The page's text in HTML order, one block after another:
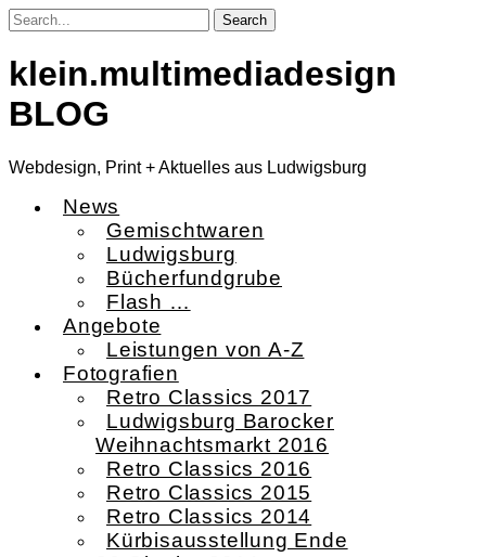
Skip
to
klein.multimediadesign
BLOG
Webdesign, Print + Aktuelles aus Ludwigsburg
News
Gemischtwaren
Ludwigsburg
Bücherfundgrube
Flash …
Angebote
Leistungen von A-Z
Fotografien
Retro Classics 2017
Ludwigsburg Barocker
Weihnachtsmarkt 2016
Retro Classics 2016
Retro Classics 2015
Retro Classics 2014
Kürbisausstellung Ende